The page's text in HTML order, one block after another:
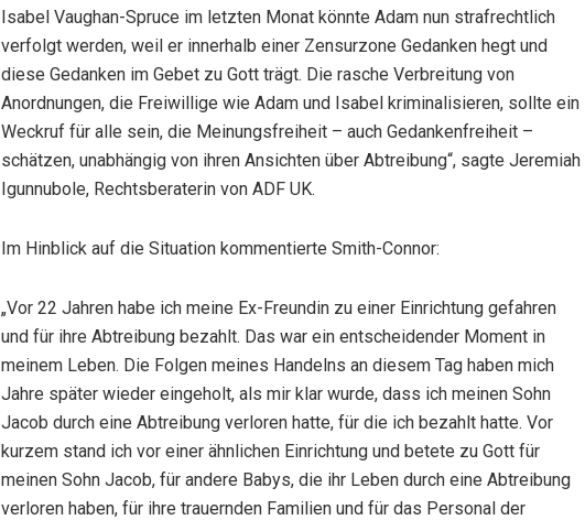
Isabel Vaughan-Spruce im letzten Monat könnte Adam nun strafrechtlich
verfolgt werden, weil er innerhalb einer Zensurzone Gedanken hegt und
diese Gedanken im Gebet zu Gott trägt. Die rasche Verbreitung von
Anordnungen, die Freiwillige wie Adam und Isabel kriminalisieren, sollte ein
Weckruf für alle sein, die Meinungsfreiheit – auch Gedankenfreiheit –
schätzen, unabhängig von ihren Ansichten über Abtreibung“, sagte Jeremiah
Igunnubole, Rechtsberaterin von ADF UK.
Im Hinblick auf die Situation kommentierte Smith-Connor:
„Vor 22 Jahren habe ich meine Ex-Freundin zu einer Einrichtung gefahren
und für ihre Abtreibung bezahlt. Das war ein entscheidender Moment in
meinem Leben. Die Folgen meines Handelns an diesem Tag haben mich
Jahre später wieder eingeholt, als mir klar wurde, dass ich meinen Sohn
Jacob durch eine Abtreibung verloren hatte, für die ich bezahlt hatte. Vor
kurzem stand ich vor einer ähnlichen Einrichtung und betete zu Gott für
meinen Sohn Jacob, für andere Babys, die ihr Leben durch eine Abtreibung
verloren haben, für ihre trauernden Familien und für das Personal der